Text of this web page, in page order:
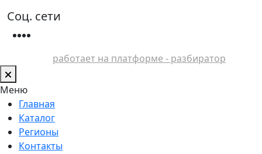
Соц. сети
работает на платформе - разбиратор
Меню
Главная
Каталог
Регионы
Контакты